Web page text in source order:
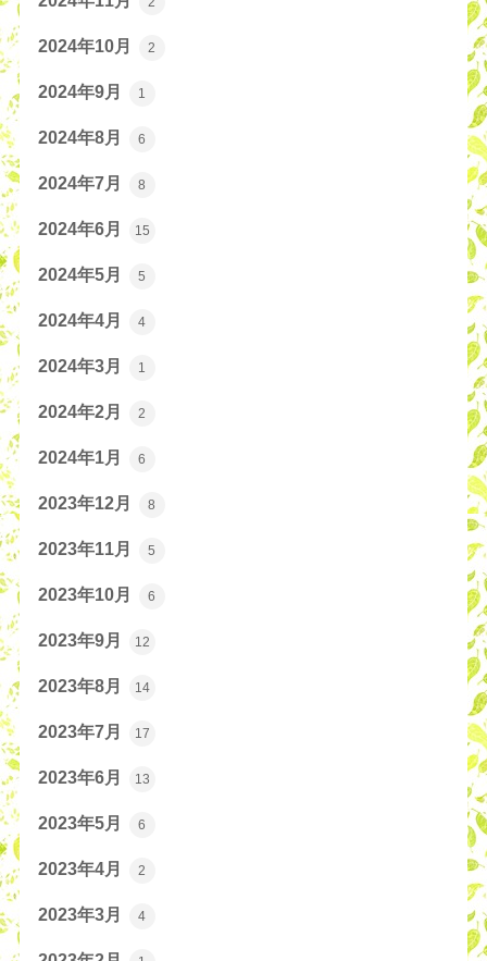
2024年10月 2
2024年9月 1
2024年8月 6
2024年7月 8
2024年6月 15
2024年5月 5
2024年4月 4
2024年3月 1
2024年2月 2
2024年1月 6
2023年12月 8
2023年11月 5
2023年10月 6
2023年9月 12
2023年8月 14
2023年7月 17
2023年6月 13
2023年5月 6
2023年4月 2
2023年3月 4